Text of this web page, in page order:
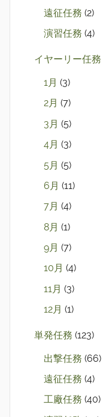
遠征任務 (2)
演習任務 (4)
イヤーリー任務
1月 (3)
2月 (7)
3月 (5)
4月 (3)
5月 (5)
6月 (11)
7月 (4)
8月 (1)
9月 (7)
10月 (4)
11月 (3)
12月 (1)
単発任務 (123)
出撃任務 (66)
遠征任務 (4)
工廠任務 (40)